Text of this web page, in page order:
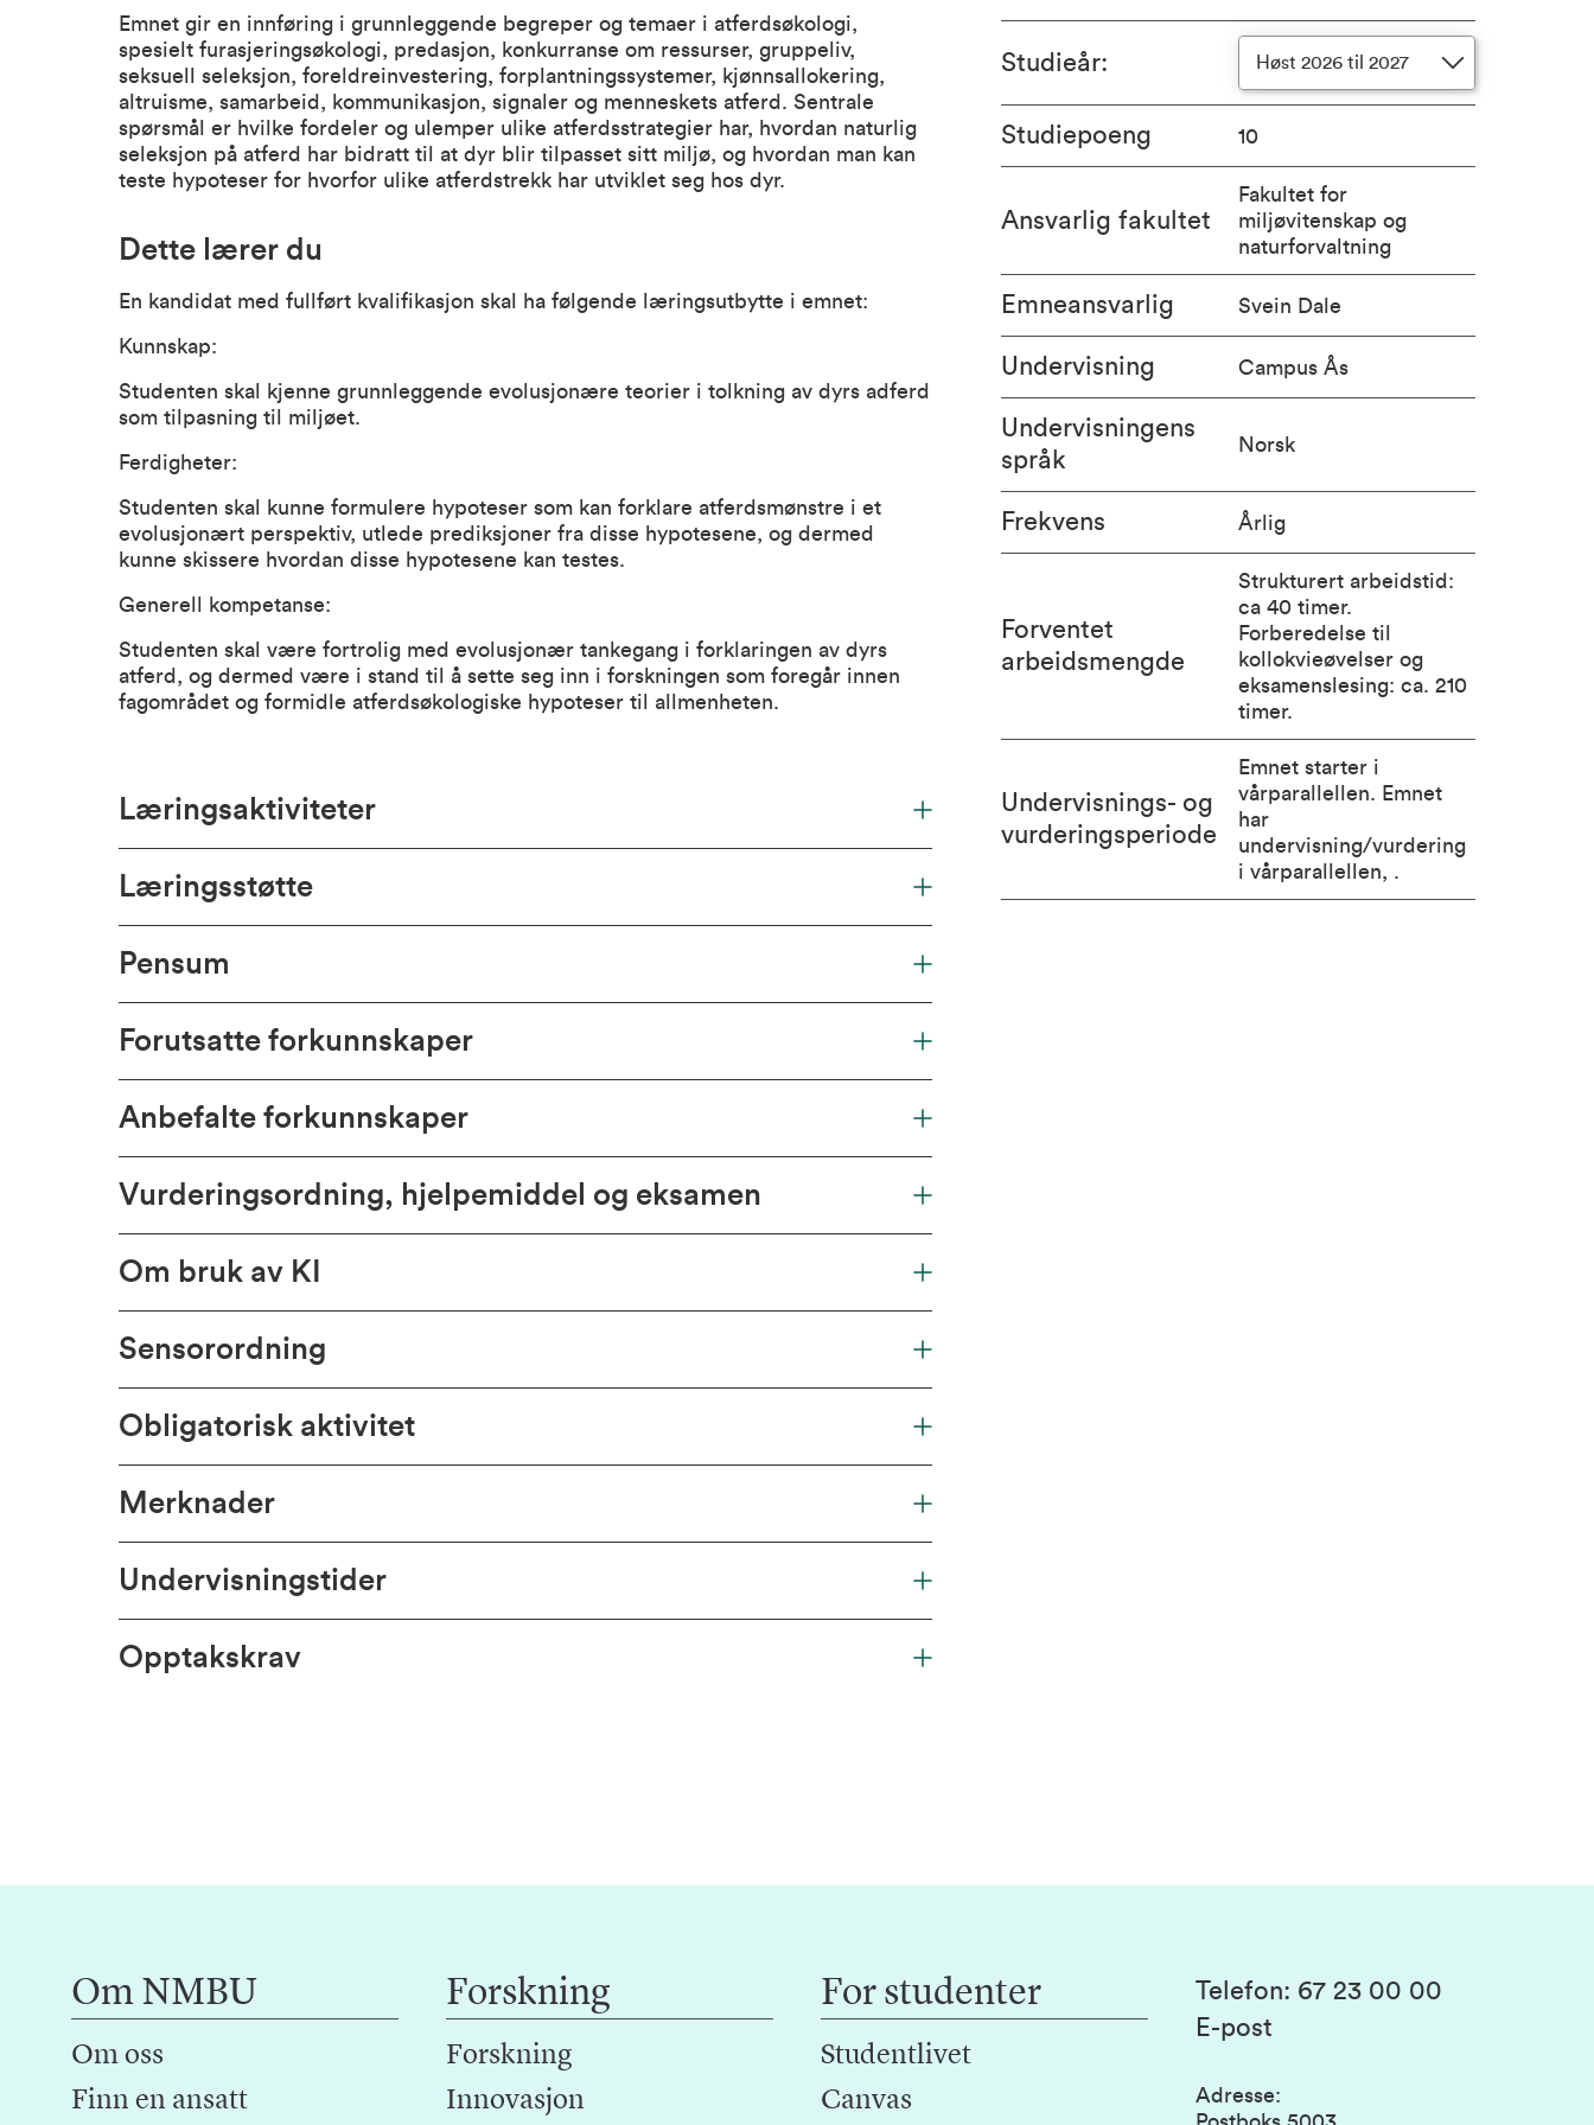
Emnet gir en innføring i grunnleggende begreper og temaer i atferdsøkologi,
spesielt furasjeringsøkologi, predasjon, konkurranse om ressurser, gruppeliv,
seksuell seleksjon, foreldreinvestering, forplantningssystemer, kjønnsallokering,
altruisme, samarbeid, kommunikasjon, signaler og menneskets atferd. Sentrale
spørsmål er hvilke fordeler og ulemper ulike atferdsstrategier har, hvordan naturlig
seleksjon på atferd har bidratt til at dyr blir tilpasset sitt miljø, og hvordan man kan
teste hypoteser for hvorfor ulike atferdstrekk har utviklet seg hos dyr.
Dette lærer du
En kandidat med fullført kvalifikasjon skal ha følgende læringsutbytte i emnet:
Kunnskap:
Studenten skal kjenne grunnleggende evolusjonære teorier i tolkning av dyrs adferd
som tilpasning til miljøet.
Ferdigheter:
Studenten skal kunne formulere hypoteser som kan forklare atferdsmønstre i et
evolusjonært perspektiv, utlede prediksjoner fra disse hypotesene, og dermed
kunne skissere hvordan disse hypotesene kan testes.
Generell kompetanse:
Studenten skal være fortrolig med evolusjonær tankegang i forklaringen av dyrs
atferd, og dermed være i stand til å sette seg inn i forskningen som foregår innen
fagområdet og formidle atferdsøkologiske hypoteser til allmenheten.
Læringsaktiviteter
Læringsstøtte
Pensum
Forutsatte forkunnskaper
Anbefalte forkunnskaper
Vurderingsordning, hjelpemiddel og eksamen
Om bruk av KI
Sensorordning
Obligatorisk aktivitet
Merknader
Undervisningstider
Opptakskrav
Studieår: Høst 2026 til 2027
Studiepoeng 10
Ansvarlig fakultet
Fakultet for
miljøvitenskap og
naturforvaltning
Emneansvarlig Svein Dale
Undervisning Campus Ås
Undervisningens
språk
Norsk
Frekvens Årlig
Forventet
arbeidsmengde
Strukturert arbeidstid:
ca 40 timer.
Forberedelse til
kollokvieøvelser og
eksamenslesing: ca. 210
timer.
Undervisnings- og
vurderingsperiode
Emnet starter i
vårparallellen. Emnet
har
undervisning/vurdering
i vårparallellen, .
Om NMBU
Om oss
Finn en ansatt
Forskning
Forskning
Innovasjon
For studenter
Studentlivet
Canvas
Telefon: 67 23 00 00
E-post
Adresse: